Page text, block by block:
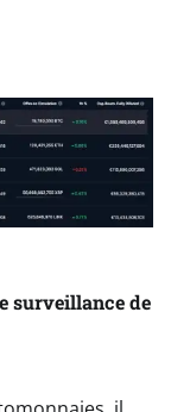
surveillance de